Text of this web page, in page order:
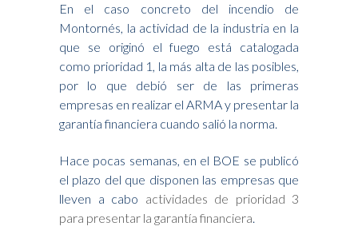
En el caso concreto del incendio de
Montornés, la actividad de la industria en la
que se originó el fuego está catalogada
como prioridad 1, la más alta de las posibles,
por lo que debió ser de las primeras
empresas en realizar el ARMA y presentar la
garantía financiera cuando salió la norma.
Hace pocas semanas, en el BOE se publicó
el plazo del que disponen las empresas que
lleven a cabo actividades de prioridad 3
para presentar la garantía financiera.